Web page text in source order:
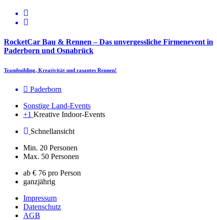
RocketCar Bau & Rennen – Das unvergessliche Firmenevent in
Paderborn und Osnabrück
Teambuilding, Kreativität und rasantes Rennen!
Paderborn
Sonstige Land-Events
+1 Kreative Indoor-Events
Schnellansicht
Min. 20 Personen
Max. 50 Personen
ab € 76 pro Person
ganzjährig
Impressum
Datenschutz
AGB